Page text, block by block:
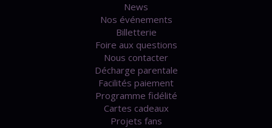
News
Nos événements
Billetterie
Foire aux questions
Nous contacter
Décharge parentale
Facilités paiement
Programme fidélité
Cartes cadeaux
Projets fans